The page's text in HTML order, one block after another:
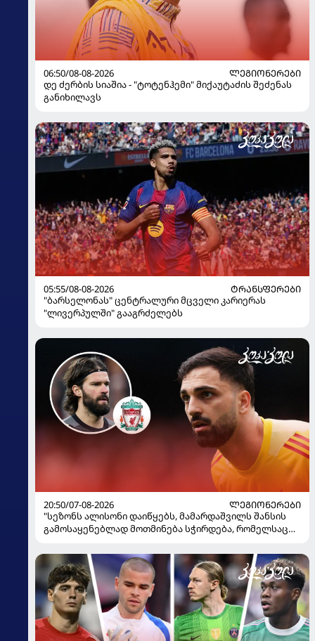
06:50/08-08-2026
ᲚᲔᲒᲘᲝᲜᲔᲠᲔᲑᲘ
დე ძერბის სიაშია - "ტოტენჰემი" მიქაუტაძის შეძენას
განიხილავს
05:55/08-08-2026
ᲢᲠᲐᲜᲡᲤᲔᲠᲔᲑᲘ
"ბარსელონას" ცენტრალური მცველი კარიერას
"ლივერპულში" გააგრძელებს
20:50/07-08-2026
ᲚᲔᲒᲘᲝᲜᲔᲠᲔᲑᲘ
"სეზონს ალისონი დაიწყებს, მამარდაშვილს შანსის
გამოსაყენებლად მოთმინება სჭირდება, რომელსაც
ყოფილმა მეკარემ